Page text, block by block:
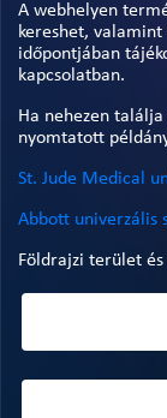
A webhelyen
kereshet,
időpontjában
kapcsolatban.
Ha nehezen
nyomtatott
St. Jude Medical
Abbott univerzális
Földrajzi terület